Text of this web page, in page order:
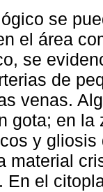
se
el área
se
de
venas.
gota; en
y
material
En el